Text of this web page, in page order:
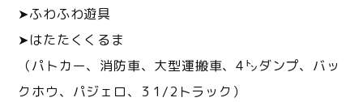
➤ふわふわ遊具
➤はたたくくるま
（パトカー、消防車、大型運搬車、4㌧ダンプ、バッ
クホウ、パジェロ、3 1/2トラック）